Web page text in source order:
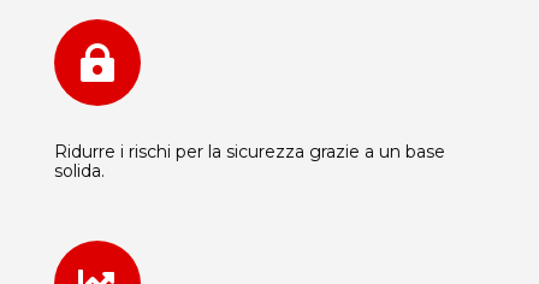

Ridurre i rischi per la sicurezza grazie a un base
solida.